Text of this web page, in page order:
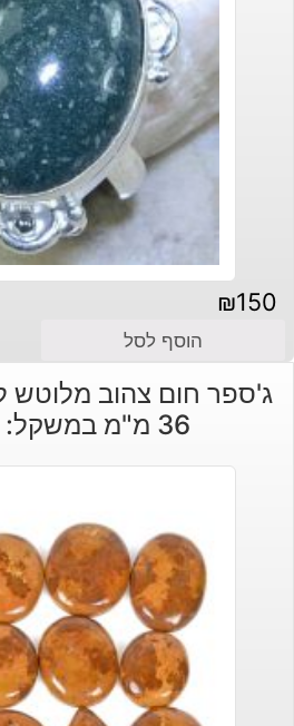
₪150
הוסף לסל
36 מ"מ במשקל: כ 37 קרט